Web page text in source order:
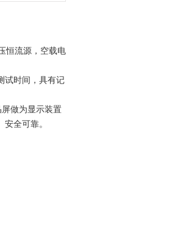
恒流源，空载电
试时间，具有记
做为显示装置
全可靠。